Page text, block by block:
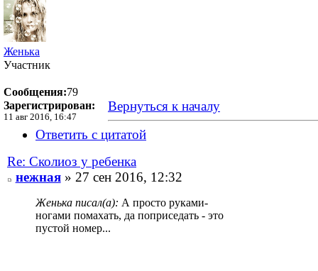
Женька
Участник
Сообщения:79
Зарегистрирован:
11 авг 2016, 16:47
Вернуться к началу
Ответить с цитатой
Re: Сколиоз у ребенка
нежная» 27 сен 2016, 12:32
Женька писал(а): А просто руками-
ногами помахать, да поприседать - это
пустой номер...